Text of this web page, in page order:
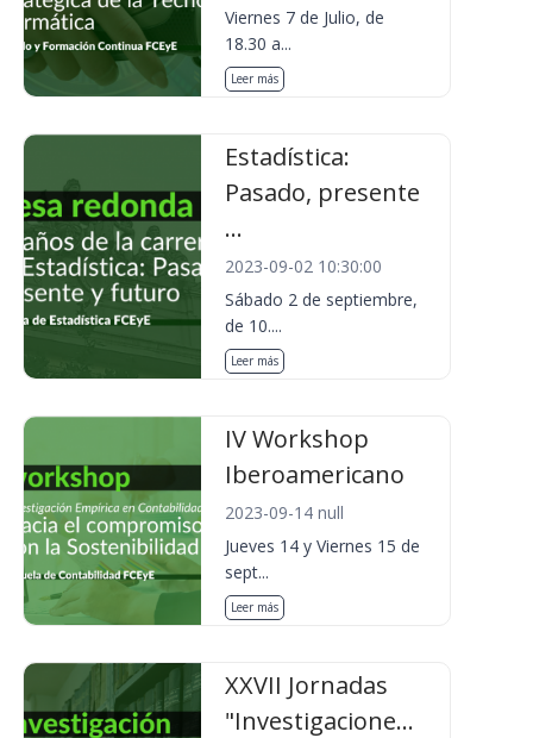
Viernes 7 de Julio, de
18.30 a...
Leer más
Estadística:
Pasado, presente
...
2023-09-02 10:30:00
Sábado 2 de septiembre,
de 10....
Leer más
IV Workshop
Iberoamericano
2023-09-14 null
Jueves 14 y Viernes 15 de
sept...
Leer más
XXVII Jornadas
"Investigacione...